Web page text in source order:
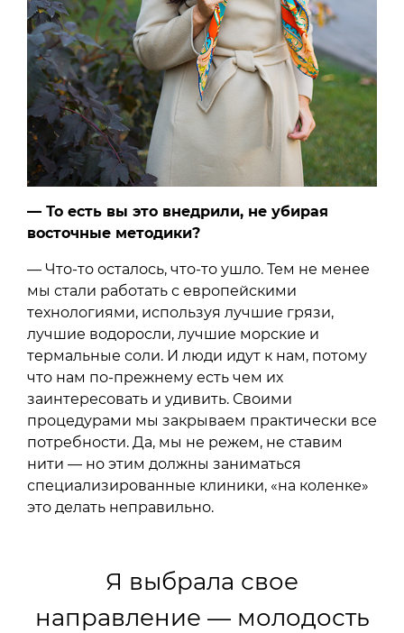
— То есть вы это внедрили, не убирая
восточные методики?
— Что-то осталось, что-то ушло. Тем не менее
мы стали работать с европейскими
технологиями, используя лучшие грязи,
лучшие водоросли, лучшие морские и
термальные соли. И люди идут к нам, потому
что нам по-прежнему есть чем их
заинтересовать и удивить. Своими
процедурами мы закрываем практически все
потребности. Да, мы не режем, не ставим
нити — но этим должны заниматься
специализированные клиники, «на коленке»
это делать неправильно.
Я выбрала свое
направление — молодость